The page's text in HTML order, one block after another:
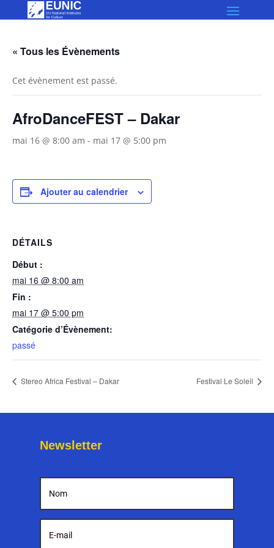
« Tous les Évènements
Cet évènement est passé.
AfroDanceFEST – Dakar
mai 16 @ 8:00 am - mai 17 @ 5:00 pm
Ajouter au calendrier
DÉTAILS
Début :
mai 16 @ 8:00 am
Fin :
mai 17 @ 5:00 pm
Catégorie d’Évènement:
passé
Stereo Africa Festival – Dakar Festival Le Soleil
Newsletter